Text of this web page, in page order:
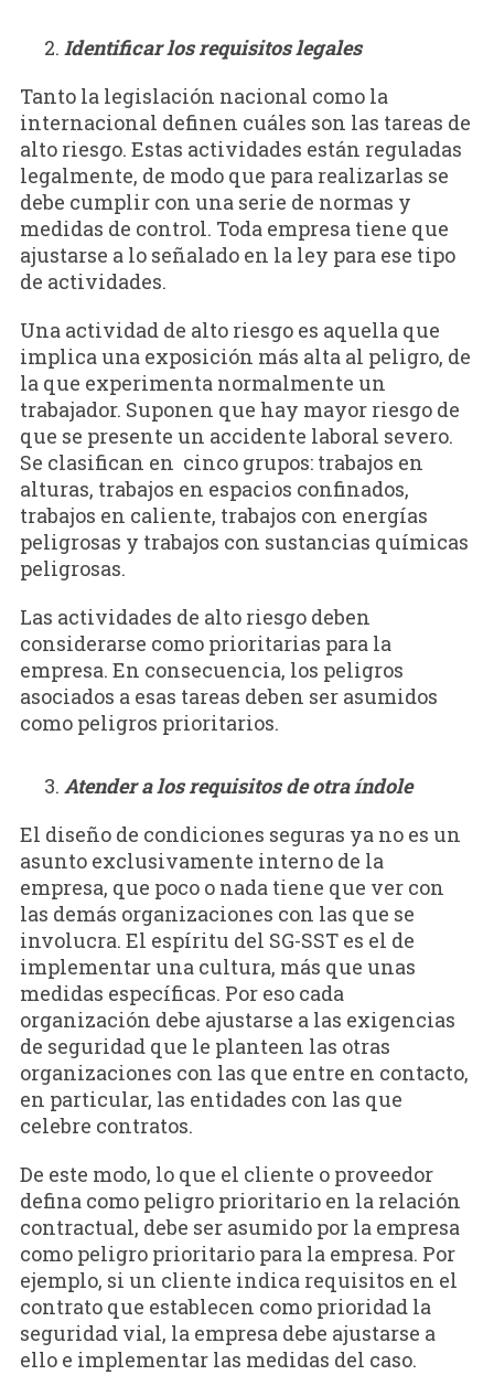
Identificar los requisitos legales
Tanto la legislación nacional como la
internacional definen cuáles son las tareas de
alto riesgo. Estas actividades están reguladas
legalmente, de modo que para realizarlas se
debe cumplir con una serie de normas y
medidas de control. Toda empresa tiene que
ajustarse a lo señalado en la ley para ese tipo
de actividades.
Una actividad de alto riesgo es aquella que
implica una exposición más alta al peligro, de
la que experimenta normalmente un
trabajador. Suponen que hay mayor riesgo de
que se presente un accidente laboral severo.
Se clasifican en cinco grupos: trabajos en
alturas, trabajos en espacios confinados,
trabajos en caliente, trabajos con energías
peligrosas y trabajos con sustancias químicas
peligrosas.
Las actividades de alto riesgo deben
considerarse como prioritarias para la
empresa. En consecuencia, los peligros
asociados a esas tareas deben ser asumidos
como peligros prioritarios.
Atender a los requisitos de otra índole
El diseño de condiciones seguras ya no es un
asunto exclusivamente interno de la
empresa, que poco o nada tiene que ver con
las demás organizaciones con las que se
involucra. El espíritu del SG-SST es el de
implementar una cultura, más que unas
medidas específicas. Por eso cada
organización debe ajustarse a las exigencias
de seguridad que le planteen las otras
organizaciones con las que entre en contacto,
en particular, las entidades con las que
celebre contratos.
De este modo, lo que el cliente o proveedor
defina como peligro prioritario en la relación
contractual, debe ser asumido por la empresa
como peligro prioritario para la empresa. Por
ejemplo, si un cliente indica requisitos en el
contrato que establecen como prioridad la
seguridad vial, la empresa debe ajustarse a
ello e implementar las medidas del caso.